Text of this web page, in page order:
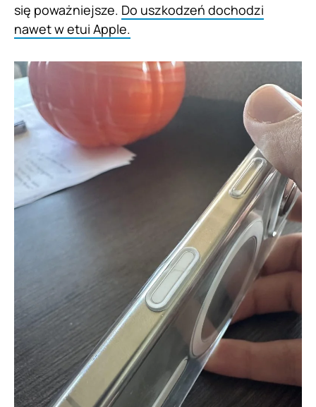
się poważniejsze. Do uszkodzeń dochodzi
nawet w etui Apple.